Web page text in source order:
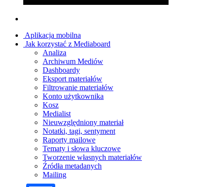
Aplikacja mobilna
Jak korzystać z Mediaboard
Analiza
Archiwum Mediów
Dashboardy
Eksport materiałów
Filtrowanie materiałów
Konto użytkownika
Kosz
Medialist
Nieuwzględniony materiał
Notatki, tagi, sentyment
Raporty mailowe
Tematy i słowa kluczowe
Tworzenie własnych materiałów
Źródła metadanych
Mailing